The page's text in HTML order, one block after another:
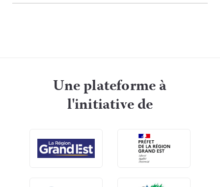
Une plateforme à
l'initiative de